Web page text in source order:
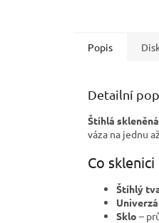
Popis
Detailní
Štíhlá
váza na jednu
Co
Štíhlý
Sklo –